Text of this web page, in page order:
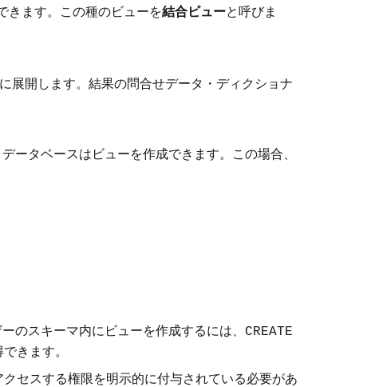
きます。この種のビューを結合ビューと呼びま
展開します。結果の問合せデータ・ディクショナ
ータベースはビューを作成できます。この場合、
のスキーマ内にビューを作成するには、
CREATE
きます。
セスする権限を明示的に付与されている必要があ